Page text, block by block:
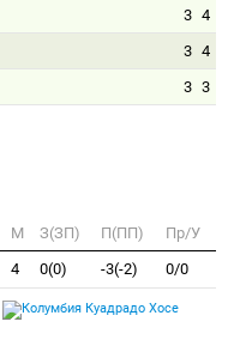
3 4
3 4
3 3
M З(ЗП) П(ПП)
Пр/У
4 0(0) -3(-2) 0/0
Куадрадо Хосе